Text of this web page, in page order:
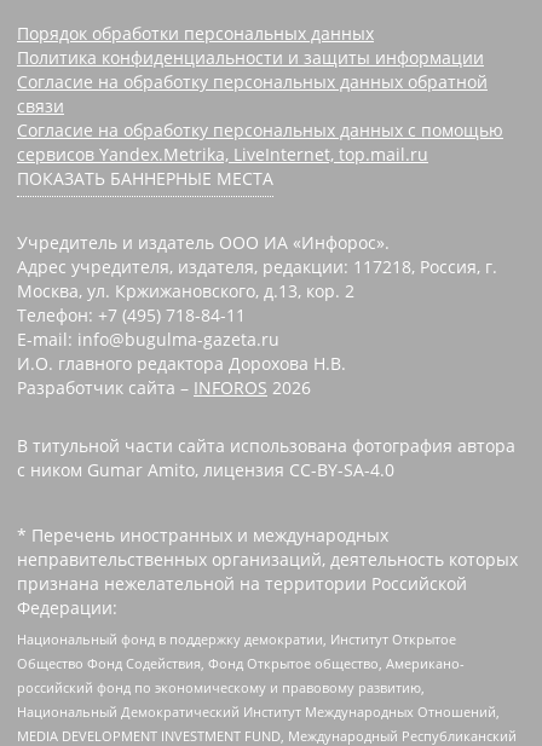
Порядок обработки персональных данных
Политика конфиденциальности и защиты информации
Согласие на обработку персональных данных обратной
связи
Согласие на обработку персональных данных с помощью
сервисов Yandex.Metrika, LiveInternet, top.mail.ru
ПОКАЗАТЬ БАННЕРНЫЕ МЕСТА
Учредитель и издатель ООО ИА «Инфорос».
Адрес учредителя, издателя, редакции: 117218, Россия, г.
Москва, ул. Кржижановского, д.13, кор. 2
Телефон: +7 (495) 718-84-11
E-mail: info@bugulma-gazeta.ru
И.О. главного редактора Дорохова Н.В.
Разработчик сайта – INFOROS 2026
В титульной части сайта использована фотография автора
с ником Gumar Amito, лицензия CC-BY-SA-4.0
* Перечень иностранных и международных
неправительственных организаций, деятельность которых
признана нежелательной на территории Российской
Федерации:
Национальный фонд в поддержку демократии, Институт Открытое
Общество Фонд Содействия, Фонд Открытое общество, Американо-
российский фонд по экономическому и правовому развитию,
Национальный Демократический Институт Международных Отношений,
MEDIA DEVELOPMENT INVESTMENT FUND, Международный Республиканский